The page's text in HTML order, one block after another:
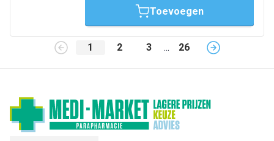
Toevoegen
1 2 3 ... 26